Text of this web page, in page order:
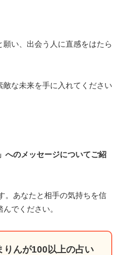
い、出会う人に直感をはたら
な未来を手に入れてください
へのメッセージについてご紹
。あなたと相手の気持ちを信
でください。
りんが100以上の占い